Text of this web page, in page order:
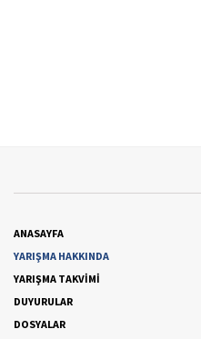
ANASAYFA
YARIŞMA HAKKINDA
YARIŞMA TAKVİMİ
DUYURULAR
DOSYALAR